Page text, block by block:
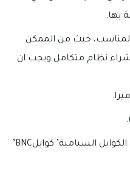
بها.
حيث من الممكن
نظام متكامل ويجب ان
أسلاك قوية مناسبة’ مثل الكوابل السيامية’ كوابلBNC’